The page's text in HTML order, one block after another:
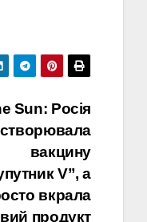
Sun: Росія
вакцину
V”, а
вкрала
продукт